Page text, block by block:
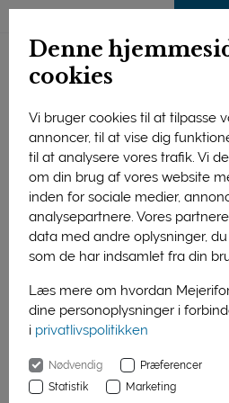
Denne
cookies
Vi bruger cookies til at tilpasse
annoncer, til at vise dig
til at analysere vores trafik. Vi
om din brug af vores website
inden for sociale medier,
analysepartnere. Vores
data med andre oplysninger,
som de har indsamlet fra din
Læs mere om hvordan
dine personoplysninger i
i privatlivspolitikken
Nødvendig
Præferencer
Statistik
Marketing
”I mælken er proteiner, vitaminer
den mest optimale måde fra
brancher forsøger at låne lidt af
det giver ikke mening at sidestille